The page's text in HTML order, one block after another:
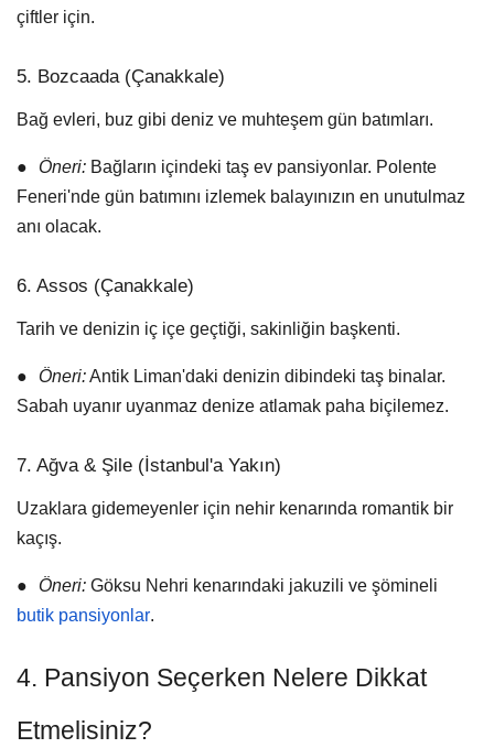
çiftler için.
5. Bozcaada (Çanakkale)
Bağ evleri, buz gibi deniz ve muhteşem gün batımları.
● Öneri: Bağların içindeki taş ev pansiyonlar. Polente
Feneri'nde gün batımını izlemek balayınızın en unutulmaz
anı olacak.
6. Assos (Çanakkale)
Tarih ve denizin iç içe geçtiği, sakinliğin başkenti.
● Öneri:Antik Liman'daki denizin dibindeki taş binalar.
Sabah uyanır uyanmaz denize atlamak paha biçilemez.
7. Ağva & Şile (İstanbul'a Yakın)
Uzaklara gidemeyenler için nehir kenarında romantik bir
kaçış.
● Öneri: Göksu Nehri kenarındaki jakuzili ve şömineli
butik pansiyonlar.
4. Pansiyon Seçerken Nelere Dikkat
Etmelisiniz?